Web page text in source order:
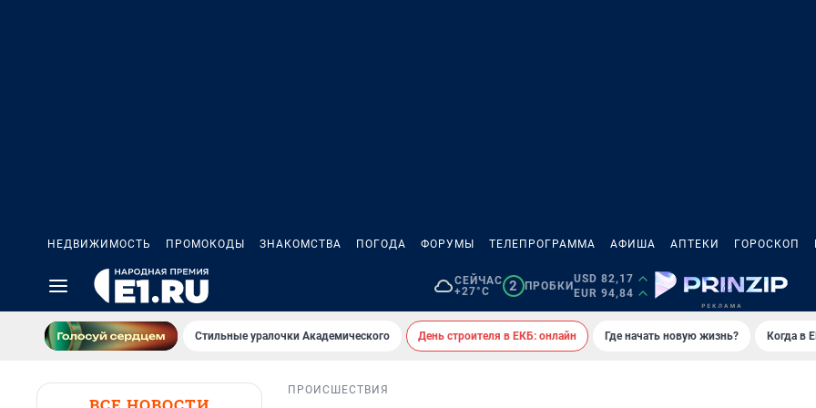
НЕДВИЖИМОСТЬ ПРОМОКОДЫ ЗНАКОМСТВА ПОГОДА ФОРУМЫ ТЕЛЕПРОГРАММА АФИША АПТЕКИ ГОРОСКОП
СЕЙЧАС
+27°C
2 ПРОБКИ
USD 82,17
EUR 94,84
Стильные уралочки Академического День строителя в ЕКБ: онлайн Где начать новую жизнь? Когда в
ПРОИСШЕСТВИЯ